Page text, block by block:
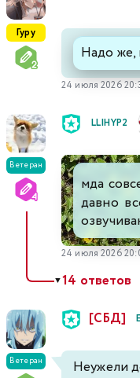
Гуру
Надо же,
24 июля 2026
Ветеран
LLIHYP2
мда
давно
24 июля 2026
▼14 ответов
Ветеран
[СБД]
Неужели